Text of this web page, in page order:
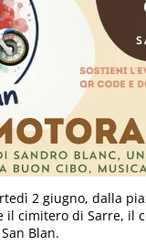
2 giugno, dalla
il cimitero di Sarre, il
Blan.